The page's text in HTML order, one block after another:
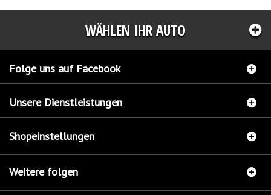
WÄHLEN IHR AUTO
Folge uns auf Facebook
Unsere Dienstleistungen
Shopeinstellungen
Weitere folgen